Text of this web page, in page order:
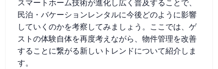
スマートホーム技術が進化し広く普及することで、
民泊・バケーションレンタルに今後どのように影響
していくのかを考察してみましょう。ここでは、ゲ
ストの体験自体を再度考えながら、物件管理を改善
することに繋がる新しいトレンドについて紹介しま
す。